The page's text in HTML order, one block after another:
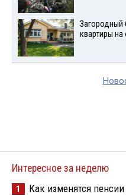
Загородный
квартиры
Интересное за неделю
1
Как изменятся